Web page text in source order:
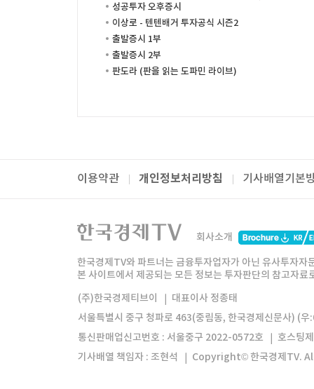
성공투자 오후증시
이상로 - 텐텐배거 투자공식 시즌2
출발증시 1부
출발증시 2부
판도라 (판을 읽는 도파민 라이브)
이용약관 개인정보처리방침 기사배열기본
패밀리사이트
한국경제TV
한경미디어그룹 한국경제신문 한국경제
모바일앱 한국경제TV앱
회사소개
한국경제TV와 파트너는 금융투자업자가 아닌 유사투자
본 사이트에서 제공되는 모든 정보는 투자판단의 참고자
(주)한국경제티브이
대표이사 정종태
서울특별시 중구 청파로 463(중림동, 한국경제신문사) (
통신판매업신고번호 : 서울중구 2022-0572호
호스팅
기사배열 책임자 : 조현석
Copyright© 한국경제TV.